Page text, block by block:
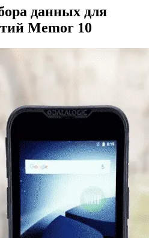
данных для
Memor 10